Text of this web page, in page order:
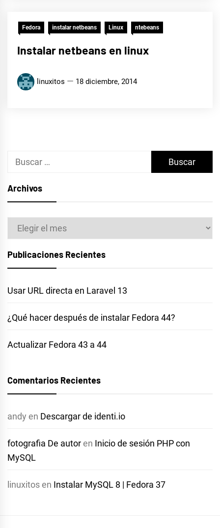
Fedora instalar netbeans Linux ntebeans
Instalar netbeans en linux
linuxitos 18 diciembre, 2014
Buscar:
Archivos
Archivos
Publicaciones Recientes
Usar URL directa en Laravel 13
¿Qué hacer después de instalar Fedora 44?
Actualizar Fedora 43 a 44
Comentarios Recientes
andy en Descargar de identi.io
fotografia De autor en Inicio de sesión PHP con
MySQL
linuxitos en Instalar MySQL 8 | Fedora 37